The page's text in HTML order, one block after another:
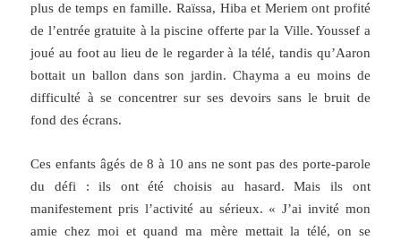
plus de temps en famille. Raïssa, Hiba et Meriem ont profité
de l’entrée gratuite à la piscine offerte par la Ville. Youssef a
joué au foot au lieu de le regarder à la télé, tandis qu’Aaron
bottait un ballon dans son jardin. Chayma a eu moins de
difficulté à se concentrer sur ses devoirs sans le bruit de
fond des écrans.
Ces enfants âgés de 8 à 10 ans ne sont pas des porte-parole
du défi : ils ont été choisis au hasard. Mais ils ont
manifestement pris l’activité au sérieux. « J’ai invité mon
amie chez moi et quand ma mère mettait la télé, on se